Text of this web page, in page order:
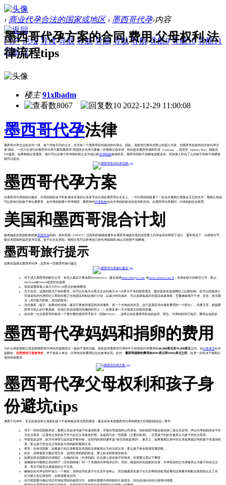
› 商业代孕合法的国家或地区 › 墨西哥代孕›内容
门户 论坛 导读 导航 导航 导航 导航 导航 导航9 导航10 导航11
导航12
墨西哥代孕方案的合同,费用,父母权利,法
律流程tips
楼主 91xlbadm
8067
10 2022-12-29 11:00:08
墨西哥代孕法律
墨西哥代孕立法权在州一级，每个州有不同的立法，并没有一个墨西哥联邦级别的代孕法。因此，虽然塔巴斯科州禁止外国人代孕，但墨西哥其他州却没有代孕法
律.因此，一些只在进行的墨西哥代孕方案和墨西哥-美国混合代孕方案被一些预期父母采用，特别是在墨西哥城和坎昆（Cancun），昆塔罗（Quinta Roo）都提供
IVF服务。如果预期父母愿意，他们可以在整个怀孕期间和之后与他们的代孕妈妈保持联系。墨西哥的卵子捐赠者是匿名的。高加索人和拉丁人的精子和卵子捐赠者
都可以提供。
墨西哥代孕方案
在墨西哥代孕妈妈分娩后，代孕妈妈的名字和有遗传关系的父亲名字会出现在墨西哥出生证上。一旦代孕妈妈签署了一份允许预期父母接走宝宝的文件，预期父母就
可以把他们的孩子带出墨西哥。在代孕妈妈整个怀孕期间，墨西哥的代孕机构会向代孕妈妈提供持咨询和支持。在墨西哥代孕期间，代孕妈妈住在家里。
美国和墨西哥混合计划
越来越多的美国机构招募美国代孕妈妈。体外受精（IVF-ET）过程和胚胎移植通常在墨西哥城或坎昆的试管婴儿代孕诊所的帮助下进行。通常情况下，法律部分可
能在美国加利福尼亚州完成。孩子出生在美国。预期父母可以带来自己的代孕妈妈和/或认识的卵子捐赠者。
墨西哥旅行提示
如果你选择去墨西哥代孕，这里有一些墨西哥旅行建议
对于进入墨西哥的航空公司，有些人建议不要选择Aeromexico，建议选择www.interjet.com 或www.volaris.com.If ，你喜欢较大的航空公司，那么
AirTrans或United是更好的选择。
你应该预算每人每天大约15-20美元的食物费用。
关于住宿，这真的取决于你的要求。你可以从每天20美元左右到每天45-120美元不等的旅馆酒店，建议提前在旅游网站上比较价格。也可以找旅游公
司或者你的代孕经纪人帮助你预订当地酒店和制定旅行计划，以减少时间成本。可以选择低成本的酒店或者旅馆，但要确保地方干净，安全，有无菌
水（用于配方奶粉、清洗奶瓶等）。
洗衣服务（提示：如果你想省钱，建议不要使用酒店的洗衣服务。找一个当地的洗衣店，这只是酒店洗衣服务费用的一小部分）。但要注意，根据墨
西哥当地人的行事风格，在他们告诉你取回衣服的时间上，一定要多加一天才能真正的取回衣服。
在你第一次去墨西哥时购买一个预付费的墨西哥手机卡（例如Telcel）。这将让你在墨西哥给你的诊所、医生、代孕妈妈等打电话，费用会低很多。
墨西哥代孕妈妈和捐卵的费用
为什么很多预期父母选择墨西哥代孕的关键原因之一是由于成本问题。很多提供墨西哥代孕的中介机构的代孕费用在60,000美元至70,000美元之间。但91喜来宝站长
提醒你， 这类报价只是参考价。对于很多人来说，代孕的实际费用往往比参考价高。此外， 墨西哥捐卵的费用在8000美元和10000美元之间 ，这进一步取决于预期父
母的具体要求。
墨西哥代孕父母权利和孩子身
份避坑tips
摩西个代孕中，宝宝的身份和父母权利是个不留神就会掉坑里的事情，建议所有考虑墨西哥代孕的网友们仔细的阅读这一章节。
对于一些有些国家来说，预期父亲必须与孩子有遗传联系，才能办理该国的公民身份。你的祖国可能会签发第二份出生证明，并以代孕妈妈的名字作
为合法母亲，以遗传父亲的名字作为合法父亲签发护照。这是因为在一些国家（主要在欧洲），生育孩子的妇女被承认为孩子的合法母亲。
中国也是这样，因为代孕而引起的监护权纠纷，法院判的原则通常是“谁生的就是谁的”。换言之，如果预期父母中的父亲如果能证明和孩子有遗传联
系，那么孩子的合法父母就是代孕妈妈和预期父亲。
然而，在有些国家，如果孩子的父亲根据其本国的法律被承认为合法的父亲，那么孩子就会获得双重国籍。
此外，还将颁发分娩证明文件，说明代孕妈妈的姓名、婴儿姓名和爸爸的姓名。
如果你所在国家的法律规定，分娩的妇女（代孕妈妈）在法律上是你孩子的母亲，你需要注意以下事情
请确保你与预期父亲的精子（没有捐精者）和一个未婚的代孕母亲合作。否则，根据你所在国家的法律，代孕母亲的丈夫将被承认为孩子的合法父
亲，而且可能无法质疑他的父子关系。
确保你在代孕合同中加入一个条款，说明合同在孩子出生后不会终止，而且她愿意在孩子出生后帮助你处理必要的法律要求和配合使馆的认证工作。
在为婴儿登记身份时，你将需要该合同。
你可能需要分娩证明文件来处理你的使馆文件。如果你需要代孕妈妈到大使馆去，你也必须向你的大使馆问清楚。